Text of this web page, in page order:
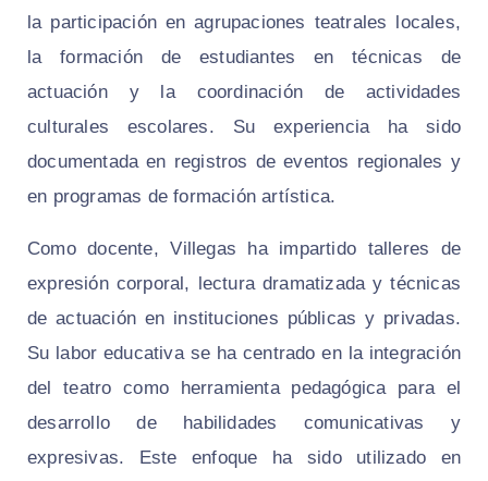
la participación en agrupaciones teatrales locales,
la formación de estudiantes en técnicas de
actuación y la coordinación de actividades
culturales escolares. Su experiencia ha sido
documentada en registros de eventos regionales y
en programas de formación artística.
Como docente, Villegas ha impartido talleres de
expresión corporal, lectura dramatizada y técnicas
de actuación en instituciones públicas y privadas.
Su labor educativa se ha centrado en la integración
del teatro como herramienta pedagógica para el
desarrollo de habilidades comunicativas y
expresivas. Este enfoque ha sido utilizado en